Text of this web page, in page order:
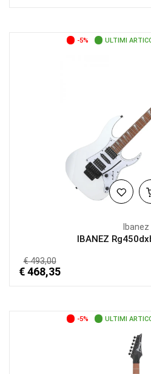
-5% ULTIMI
Ibanez
IBANEZ
€ 493,00
€ 468,35
-5% ULTIMI